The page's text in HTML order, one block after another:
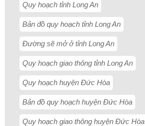
Quy hoạch tỉnh Long An
Bản đồ quy hoạch tỉnh Long An
Đường sẽ mở ở tỉnh Long An
Quy hoạch giao thông tỉnh Long An
Quy hoạch huyện Đức Hòa
Bản đồ quy hoạch huyện Đức Hòa
Quy hoạch giao thông huyện Đức Hòa